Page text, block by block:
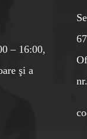
– 16:00,
şi a